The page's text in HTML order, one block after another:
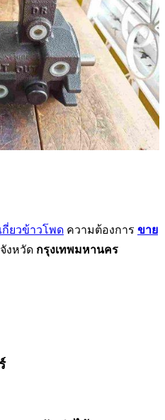
กี่ยวข้าวโพด ความต้องการ ขาย
จังหวัด กรุงเทพมหานคร